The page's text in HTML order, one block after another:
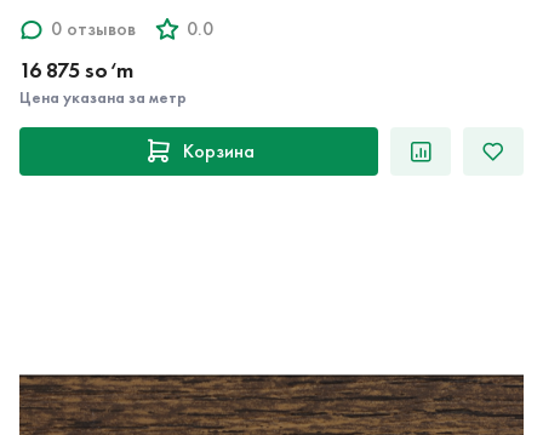
0 отзывов 0.0
16 875 so‘m
Цена указана за метр
Корзина